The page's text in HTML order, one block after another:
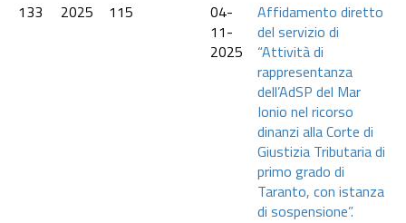
133
2025 115
04-
11-
2025
Affidamento diretto
del servizio di
“Attività di
rappresentanza
dell’AdSP del Mar
Ionio nel ricorso
dinanzi alla Corte di
Giustizia Tributaria di
primo grado di
Taranto, con istanza
di sospensione”.